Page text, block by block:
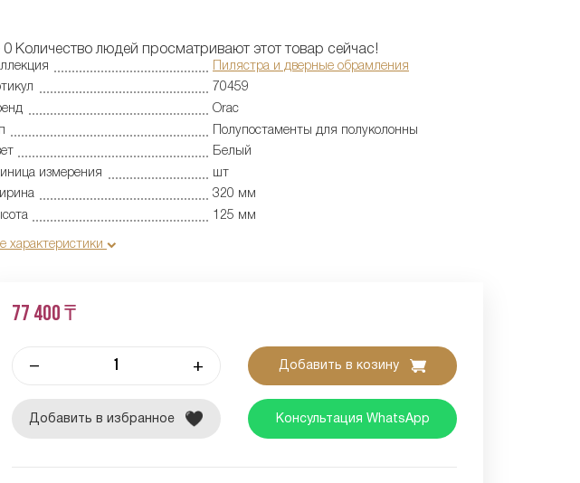
0 Количество людей просматривают этот товар сейчас!
Пилястра и дверные обрамления
70459
Orac
Полупостаменты для полуколонны
Белый
измерения
шт
320 мм
125 мм
характеристики
77 400 ₸
– + Добавить в козину
Добавить в избранное Консультация WhatsApp